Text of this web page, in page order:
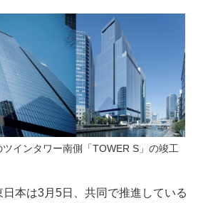
インタワー南側「TOWER S」の竣工
本は3月5日、共同で推進している